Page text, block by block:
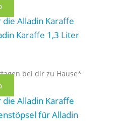
Karaffe 1,3 Liter
bei dir zu Hause*
für Alladin